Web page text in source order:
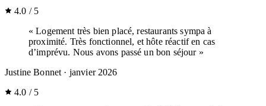
4.0 / 5
« Logement très bien placé, restaurants sympa à
proximité. Très fonctionnel, et hôte réactif en cas
d’imprévu. Nous avons passé un bon séjour »
Justine Bonnet · janvier 2026
4.0 / 5